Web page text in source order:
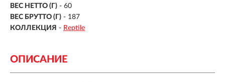
ВЕС НЕТТО (Г) - 60
ВЕС БРУТТО (Г) - 187
КОЛЛЕКЦИЯ - Reptile
ОПИСАНИЕ